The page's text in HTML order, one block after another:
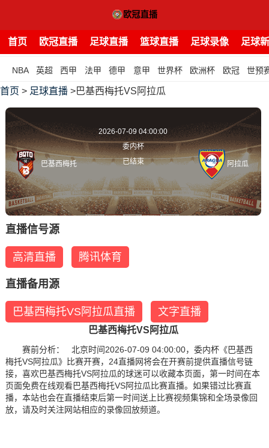
首页 欧冠直播 足球直播 篮球直播 足球录像 足球
NBA 英超 西甲 法甲 德甲 意甲 世界杯 欧洲杯 欧冠 世预
首页 > 足球直播 >巴基西梅托VS阿拉瓜
巴基西梅托
2026-07-09 04:00:00
委内杯
已结束
阿拉瓜
直播信号源
高清直播 腾讯体育
直播备用源
巴基西梅托VS阿拉瓜直播 文字直播
巴基西梅托VS阿拉瓜
赛前分析： 北京时间2026-07-09 04:00:00，委内杯《巴基西
梅托VS阿拉瓜》比赛开赛，24直播网将会在开赛前提供直播信号链
接，喜欢巴基西梅托VS阿拉瓜的球迷可以收藏本页面，第一时间在本
页面免费在线观看巴基西梅托VS阿拉瓜比赛直播。如果错过比赛直
播，本站也会在直播结束后第一时间送上比赛视频集锦和全场录像回
放，请及时关注网站相应的录像回放频道。